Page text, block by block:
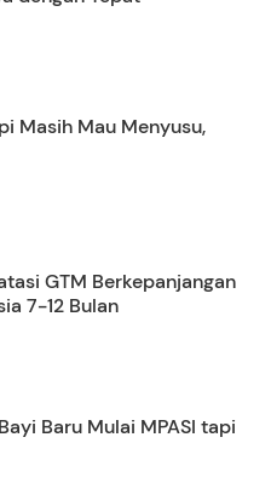
Masih Mau Menyusu,
GTM Berkepanjangan
7-12 Bulan
Baru Mulai MPASI tapi